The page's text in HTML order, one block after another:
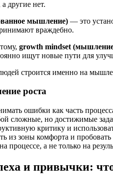
другие нет.
мышление) — это
враждебно.
growth mindset
ищут новые пути для
строится именно на
роста
ошибки как часть
сложные, но достижимые
критику и
из зоны комфорта и пробовать
процессе, а не только на
и привычки: